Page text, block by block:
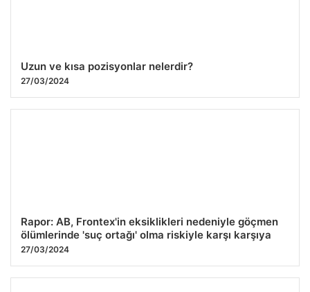
Uzun ve kısa pozisyonlar nelerdir?
27/03/2024
Rapor: AB, Frontex'in eksiklikleri nedeniyle göçmen
ölümlerinde 'suç ortağı' olma riskiyle karşı karşıya
27/03/2024